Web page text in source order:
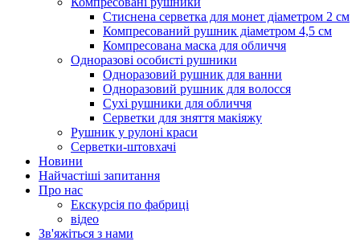
Стиснена серветка для монет діаметром 2 см
Компресований рушник діаметром 4,5 см
Компресована маска для обличчя
Одноразові особисті рушники
Одноразовий рушник для ванни
Одноразовий рушник для волосся
Сухі рушники для обличчя
Серветки для зняття макіяжу
Рушник у рулоні краси
Серветки-штовхачі
Новини
Найчастіші запитання
Про нас
Екскурсія по фабриці
відео
Зв'яжіться з нами